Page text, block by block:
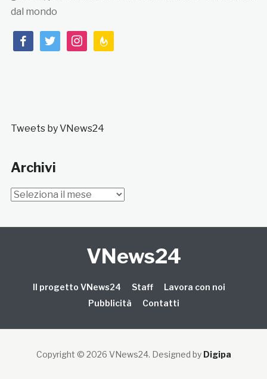
dal mondo
facebooktwitterinstagramfeedburner
Tweets by VNews24
Archivi
Archivi
VNews24
Il progetto VNews24 Staff
Lavora con noi
Pubblicità
Contatti
Copyright © 2026 VNews24. Designed by Digipa